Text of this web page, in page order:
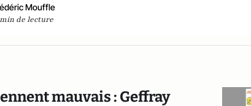
Mouffle
de lecture
mauvais : Geffray